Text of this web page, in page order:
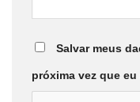
Salvar meus
próxima vez que eu